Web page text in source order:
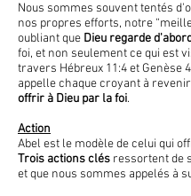
Nous sommes souvent tentés
nos propres efforts, notre
oubliant que Dieu regarde
foi, et non seulement ce qui est
travers Hébreux 11:4 et Genèse
appelle chaque croyant à
offrir à Dieu par la foi.
Action
Abel est le modèle de celui qui
Trois actions clés ressortent de
et que nous sommes appelés à